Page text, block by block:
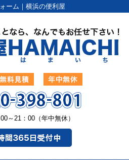
ーム｜横浜の便利屋
～21：00（年中無休）